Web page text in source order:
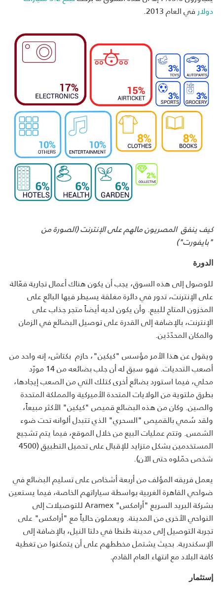
دولارفي العام 2013.
كيف ينفق المصريون مالهم على الإنترنت (الصورة من
"بايفورت")
الدورة
للوصول إلى هذه السوق، يجب أن يكون هناك أعمال تجارية فعّالة
على الإنترنت، تدور في دائرة مغلقة يسيطر فيها البائع على
المخزون المتاح للبيع. وأن يكون لديه أيضاً متجر جذاب على
الإنترنت، بالإضافة إلى القدرة على توصيل البضائع في الزمان
والمكان المحدّدَين.
ويقول عن هذا الأمر مؤسس "كيكين"، حازم بكتاش، إنه واحد من
أصعب التحديات. فهو سبق له أن جلب بضائعه من 14 مورّد
محلي، فيما استورد بضائع أخرى كتلك التي من الصعب إيجادها،
بطرق ملتوية من الولايات المتحدة الأميركية والمملكة المتحدة
والصين. وكان من هذه البضائع قميص "كيكين" الأكثر مبيعاً،
ولقد سُمي بالقميص "السحري" الذي تتبدل ألوانه تحت ضوء
الشمس. وتتم عمليات البيع من خلال الموقع، فيما يتم تشجيع
المستخدمين بشكل متزايد للإقبال على تحميل التطبيق (4500
شخص حمّلوه حتى الآن).
يعمل فريقه المؤلف من أربعة أشخاص على تسليم البضائع في
ضواحي القاهرة الغربية بواسطة سياراتهم الخاصة، فيما يستعين
بشركة البريد السريع "أرامكس" Aramex للتوصيلات إلى
النواحي الأخرى من المدينة. ويعملون حالياً مع "أرامكس" على
تجربة التوصيل إلى مدينة طنطا في دلتا النيل، بالإضافة إلى
الإسكندرية. بحيث يشتمل مخططهم على أن يتمكنوا من تغطية
كافة البلاد مع انتهاء العام القادم.
إستثمار